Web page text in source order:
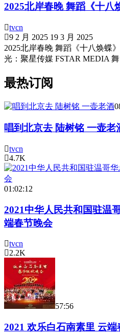
2025北岸春晚 舞蹈《十八
tvcn
9 2 月 2025 19 3 月 2025
2025北岸春晚 舞蹈《十八焕蝶
光：聚星传媒 FSTAR MEDIA
最热订阅
唱到北京去 陆树铭 一壶老
tvcn
4.7K
01:02:12
2021中华人民共和国驻温
端春节晚会
tvcn
2.2K
57:56
2021 欢乐白石南素里 云端